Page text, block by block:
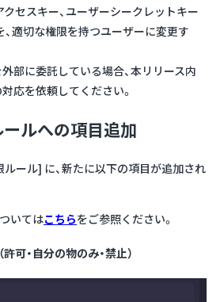
クセスキー、ユーザーシークレットキー
、適切な権限を持つユーザーに変更す
部に委託している場合、本リリース内
応を依頼してください。
ールへの項目追加
ルール] に、新たに以下の項目が追加され
いてはこちらをご参照ください。
可・自分の物のみ・禁止）